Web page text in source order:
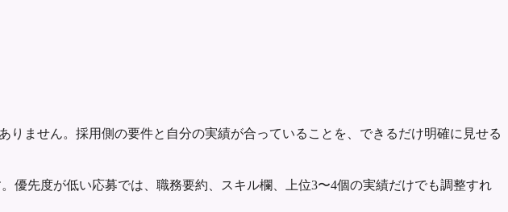
ません。採用側の要件と自分の実績が合っていることを、できるだけ明確に見せる
優先度が低い応募では、職務要約、スキル欄、上位3〜4個の実績だけでも調整すれ